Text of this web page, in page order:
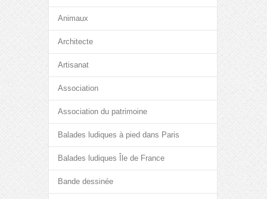
Animaux
Architecte
Artisanat
Association
Association du patrimoine
Balades ludiques à pied dans Paris
Balades ludiques Île de France
Bande dessinée